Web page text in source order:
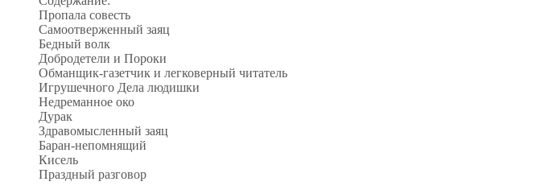
Пропала совесть
Самоотверженный заяц
Бедный волк
Добродетели и Пороки
Обманщик-газетчик и легковерный читатель
Игрушечного Дела людишки
Недреманное око
Дурак
Здравомысленный заяц
Баран-непомнящий
Кисель
Праздный разговор